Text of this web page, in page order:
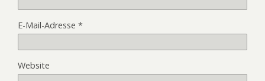
E-Mail-Adresse *
Website